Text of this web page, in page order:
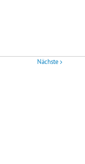
Nächste